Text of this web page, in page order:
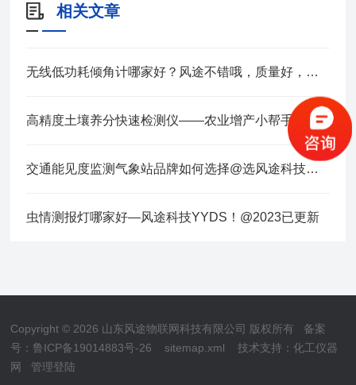
相关文章
无线低功耗倾角计哪家好？风途不错哦，质量好，售后有保障
高精度土壤养分快速检测仪——农业增产小帮手
交通能见度监测气象站品牌如何选择@选风途科技就可以~
虫情测报灯哪家好—风途科技YYDS！@2023已更新
Copyright © 2026 山东风途物联网科技有限公司 版权所有 备案
号：鲁ICP备19014883号-26
sitemap.xml 技术支持：化工仪器
网
管理登陆